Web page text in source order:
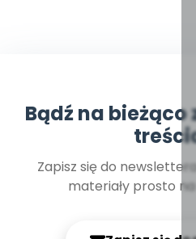
Bądź na
Zapisz się do
materiały prosto